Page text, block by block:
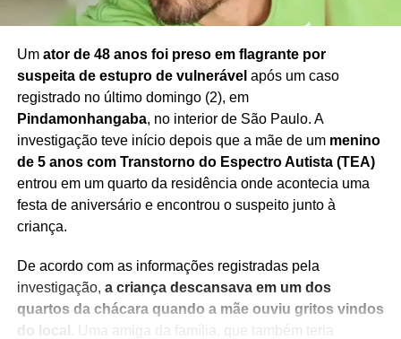
Um ator de 48 anos foi preso em flagrante por
suspeita de estupro de vulnerável após um caso
registrado no último domingo (2), em
Pindamonhangaba, no interior de São Paulo. A
investigação teve início depois que a mãe de um menino
de 5 anos com Transtorno do Espectro Autista (TEA)
entrou em um quarto da residência onde acontecia uma
festa de aniversário e encontrou o suspeito junto à
criança.
De acordo com as informações registradas pela
investigação, a criança descansava em um dos
quartos da chácara quando a mãe ouviu gritos vindos
. Uma amiga da família, que também teria